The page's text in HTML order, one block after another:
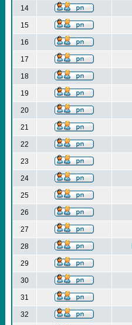
14
15
16
17
18
19
20
21
22
23
24
25
26
27
28
29
30
31
32